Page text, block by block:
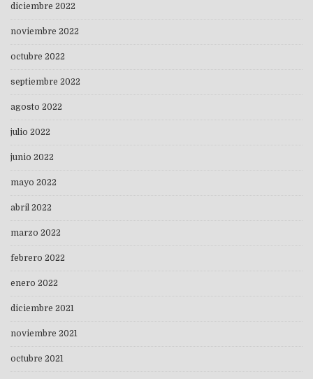
diciembre 2022
noviembre 2022
octubre 2022
septiembre 2022
agosto 2022
julio 2022
junio 2022
mayo 2022
abril 2022
marzo 2022
febrero 2022
enero 2022
diciembre 2021
noviembre 2021
octubre 2021